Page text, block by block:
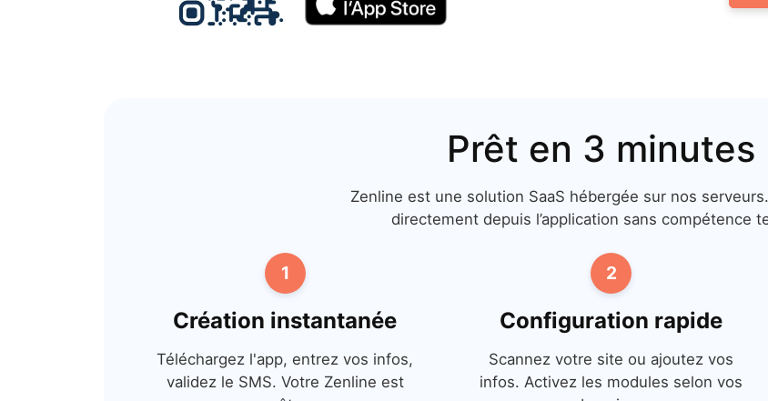
Prêt en 3 minutes
Zenline est une solution SaaS hébergée sur nos
directement depuis l’application sans compétence
1
Création instantanée
Téléchargez l'app, entrez vos infos,
validez le SMS. Votre Zenline est
2
Configuration rapide
Scannez votre site ou ajoutez vos
infos. Activez les modules selon vos